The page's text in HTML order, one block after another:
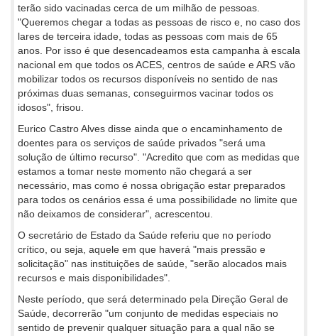
terão sido vacinadas cerca de um milhão de pessoas.
"Queremos chegar a todas as pessoas de risco e, no caso dos
lares de terceira idade, todas as pessoas com mais de 65
anos. Por isso é que desencadeamos esta campanha à escala
nacional em que todos os ACES, centros de saúde e ARS vão
mobilizar todos os recursos disponíveis no sentido de nas
próximas duas semanas, conseguirmos vacinar todos os
idosos", frisou.
Eurico Castro Alves disse ainda que o encaminhamento de
doentes para os serviços de saúde privados "será uma
solução de último recurso". "Acredito que com as medidas que
estamos a tomar neste momento não chegará a ser
necessário, mas como é nossa obrigação estar preparados
para todos os cenários essa é uma possibilidade no limite que
não deixamos de considerar", acrescentou.
O secretário de Estado da Saúde referiu que no período
crítico, ou seja, aquele em que haverá "mais pressão e
solicitação" nas instituições de saúde, "serão alocados mais
recursos e mais disponibilidades".
Neste período, que será determinado pela Direção Geral de
Saúde, decorrerão "um conjunto de medidas especiais no
sentido de prevenir qualquer situação para a qual não se